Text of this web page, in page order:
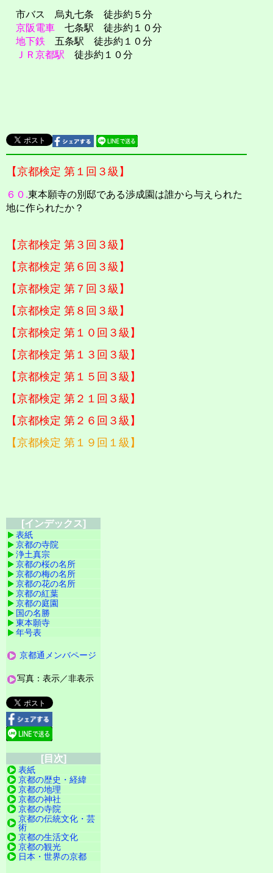
市バス 烏丸七条 徒歩約５分
京阪電車 七条駅 徒歩約１０分
地下鉄 五条駅 徒歩約１０分
ＪＲ京都駅 徒歩約１０分
【京都検定 第１回３級】
６０.東本願寺の別邸である渉成園は誰から与えられた
地に作られたか？
【京都検定 第３回３級】
【京都検定 第６回３級】
【京都検定 第７回３級】
【京都検定 第８回３級】
【京都検定 第１０回３級】
【京都検定 第１３回３級】
【京都検定 第１５回３級】
【京都検定 第２１回３級】
【京都検定 第２６回３級】
【京都検定 第１９回１級】
[インデックス]
表紙
京都の寺院
浄土真宗
京都の桜の名所
京都の梅の名所
京都の花の名所
京都の紅葉
京都の庭園
国の名勝
東本願寺
年号表
京都通メンバページ
写真：表示／非表示
[目次]
表紙
京都の歴史・経緯
京都の地理
京都の神社
京都の寺院
京都の伝統文化・芸
術
京都の生活文化
京都の観光
日本・世界の京都